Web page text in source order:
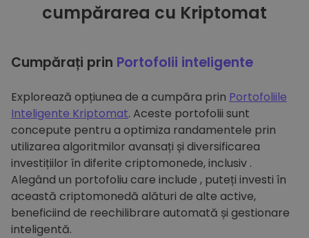
cumpărarea cu Kriptomat
Cumpărați prin Portofolii inteligente
Explorează opțiunea de a cumpăra prin Portofoliile
Inteligente Kriptomat. Aceste portofolii sunt
concepute pentru a optimiza randamentele prin
utilizarea algoritmilor avansați și diversificarea
investițiilor în diferite criptomonede, inclusiv .
Alegând un portofoliu care include , puteți investi în
această criptomonedă alături de alte active,
beneficiind de reechilibrare automată și gestionare
inteligentă.